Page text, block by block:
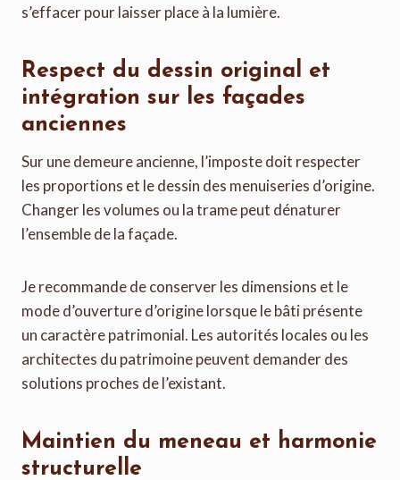
s’effacer pour laisser place à la lumière.
Respect du dessin original et
intégration sur les façades
anciennes
Sur une demeure ancienne, l’imposte doit respecter
les proportions et le dessin des menuiseries d’origine.
Changer les volumes ou la trame peut dénaturer
l’ensemble de la façade.
Je recommande de conserver les dimensions et le
mode d’ouverture d’origine lorsque le bâti présente
un caractère patrimonial. Les autorités locales ou les
architectes du patrimoine peuvent demander des
solutions proches de l’existant.
Maintien du meneau et harmonie
structurelle